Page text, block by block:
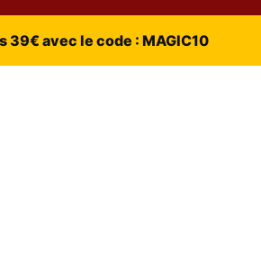
39€ avec le code : MAGIC10